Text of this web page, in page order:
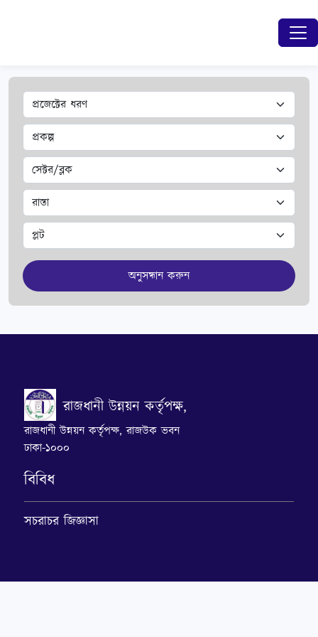
অনুসন্ধান করুন
রাজধানী উন্নয়ন কর্তৃপক্ষ,
রাজধানী উন্নয়ন কর্তৃপক্ষ, রাজউক ভবন
ঢাকা-১০০০
বিবিধ
সচরাচর জিজ্ঞাসা